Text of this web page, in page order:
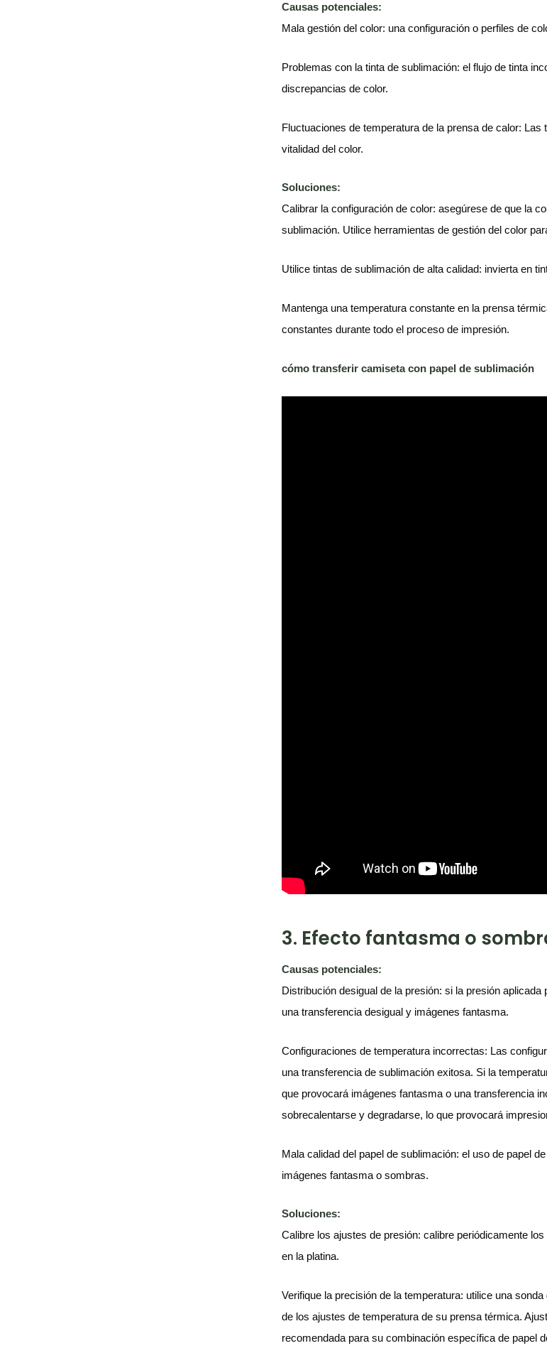
Causas potenciales:
Mala gestión del color: una configuración o perfiles de
Problemas con la tinta de sublimación: el flujo de tinta
discrepancias de color.
Fluctuaciones de temperatura de la prensa de calor:
vitalidad del color.
Soluciones:
Calibrar la configuración de color: asegúrese de que la
sublimación. Utilice herramientas de gestión del color
Utilice tintas de sublimación de alta calidad: invierta en
Mantenga una temperatura constante en la prensa
constantes durante todo el proceso de impresión.
cómo transferir camiseta con papel de sublimación
3. Efecto fantasma o
Causas potenciales:
Distribución desigual de la presión: si la presión
una transferencia desigual y imágenes fantasma.
Configuraciones de temperatura incorrectas: Las
una transferencia de sublimación exitosa. Si la
que provocará imágenes fantasma o una transferencia
sobrecalentarse y degradarse, lo que provocará
Mala calidad del papel de sublimación: el uso de papel
imágenes fantasma o sombras.
Soluciones:
Calibre los ajustes de presión: calibre periódicamente
en la platina.
Verifique la precisión de la temperatura: utilice una
de los ajustes de temperatura de su prensa térmica.
recomendada para su combinación específica de papel